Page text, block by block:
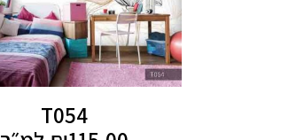
T054